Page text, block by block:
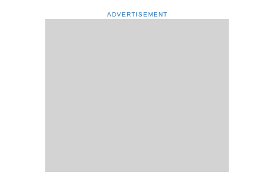
ADVERTISEMENT